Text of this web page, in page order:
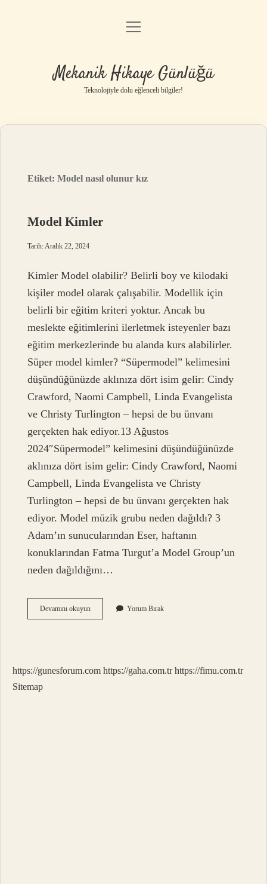
Anasayfa
Yasal Uyarı
menüyü
Mekanik Hikaye Günlüğü
Teknolojiyle dolu eğlenceli bilgiler!
Etiket:Model nasıl olunur kız
Model Kimler
Tarih: Aralık 22, 2024
Kimler Model olabilir? Belirli boy ve kilodaki
kişiler model olarak çalışabilir. Modellik için
belirli bir eğitim kriteri yoktur. Ancak bu
meslekte eğitimlerini ilerletmek isteyenler bazı
eğitim merkezlerinde bu alanda kurs alabilirler.
Süper model kimler? “Süpermodel” kelimesini
düşündüğünüzde aklınıza dört isim gelir: Cindy
Crawford, Naomi Campbell, Linda Evangelista
ve Christy Turlington – hepsi de bu ünvanı
gerçekten hak ediyor.13 Ağustos
2024″Süpermodel” kelimesini düşündüğünüzde
aklınıza dört isim gelir: Cindy Crawford, Naomi
Campbell, Linda Evangelista ve Christy
Turlington – hepsi de bu ünvanı gerçekten hak
ediyor. Model müzik grubu neden dağıldı? 3
Adam’ın sunucularından Eser, haftanın
konuklarından Fatma Turgut’a Model Group’un
neden dağıldığını…
Devamını okuyunModel
Kimler
Yorum Bırak
https://gunesforum.com https://gaha.com.tr https://fimu.com.tr
Sitemap